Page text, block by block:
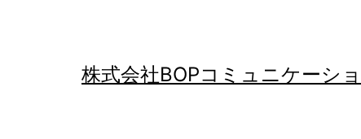
株式会社BOPコミュニケーシ